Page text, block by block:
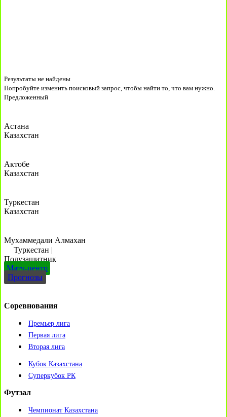
Результаты не найдены
Попробуйте изменить поисковый запрос, чтобы найти то, что вам нужно.
Предложенный
Астана
Казахстан
Актобе
Казахстан
Туркестан
Казахстан
Мухаммедали Алмахан
Туркестан |
Полузащитник
Матч-центр
Прогнозы
Соревнования
Премьер лига
Первая лига
Вторая лига
Кубок Казахстана
Суперкубок РК
Футзал
Чемпионат Казахстана